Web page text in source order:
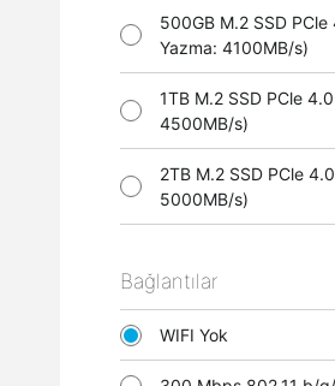
500GB M.2 SSD
Yazma: 4100MB/s)
1TB M.2 SSD PCle
4500MB/s)
2TB M.2 SSD PCle
5000MB/s)
Bağlantılar
WIFI Yok